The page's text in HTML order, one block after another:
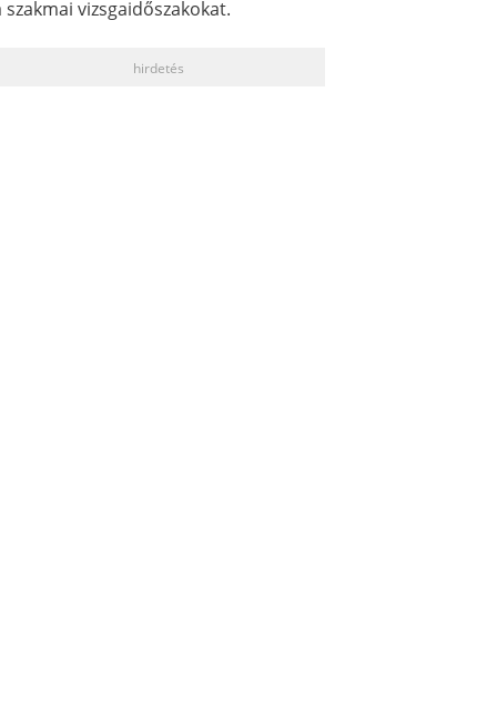
szakmai vizsgaidőszakokat.
hirdetés